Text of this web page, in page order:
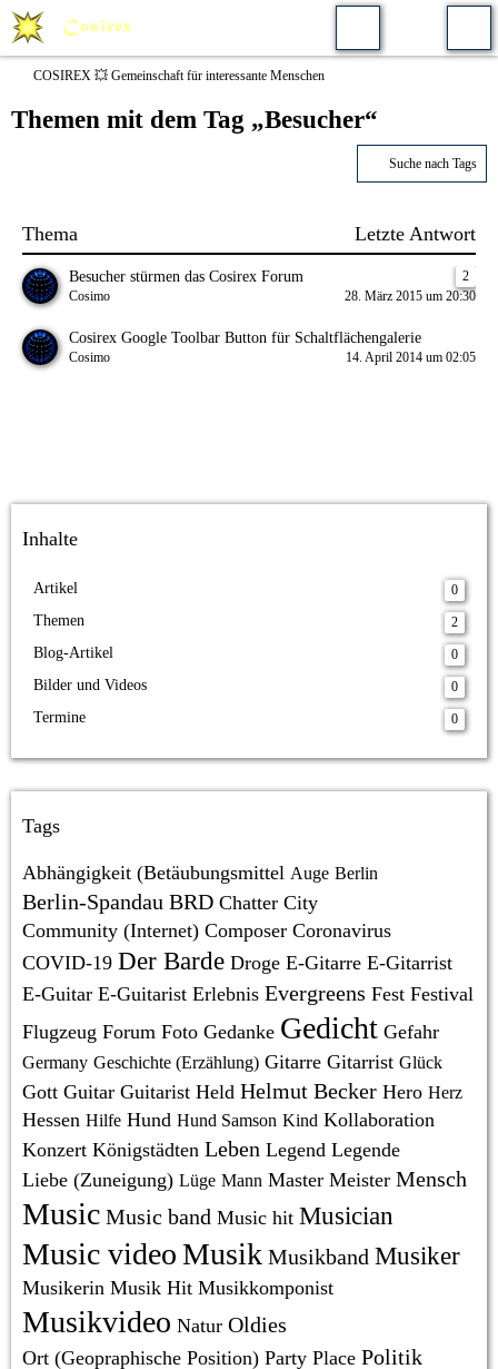
COSIREX 💥 Gemeinschaft für interessante Menschen
Themen mit dem Tag „Besucher“
Suche nach Tags
Thema Letzte Antwort
Besucher stürmen das Cosirex Forum
2
Cosimo
28. März 2015 um 20:30
Cosirex Google Toolbar Button für Schaltflächengalerie
Cosimo 14. April 2014 um 02:05
Inhalte
Artikel 0
Themen 2
Blog-Artikel 0
Bilder und Videos 0
Termine 0
Tags
Abhängigkeit (Betäubungsmittel Auge Berlin
Berlin-Spandau BRD Chatter City
Community (Internet) Composer Coronavirus
COVID-19 Der Barde Droge E-Gitarre E-Gitarrist
E-Guitar E-Guitarist Erlebnis Evergreens Fest Festival
Flugzeug Forum Foto Gedanke Gedicht Gefahr
Germany Geschichte (Erzählung) Gitarre Gitarrist Glück
Gott Guitar Guitarist Held Helmut Becker Hero Herz
Hessen Hilfe Hund Hund Samson Kind Kollaboration
Konzert Königstädten Leben Legend Legende
Liebe (Zuneigung) Lüge Mann Master Meister Mensch
Music Music band Music hit Musician
Music videoMusik Musikband Musiker
Musikerin Musik Hit Musikkomponist
Musikvideo Natur Oldies
Ort (Geopraphische Position) Party Place Politik